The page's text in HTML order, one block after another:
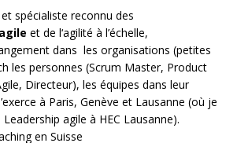
spécialiste reconnu des
et de l‘agilité à l’échelle,
dans les organisations (petites
les personnes (Scrum Master, Product
, Directeur), les équipes dans leur
à Paris, Genève et Lausanne (où je
agile à HEC Lausanne).
en Suisse